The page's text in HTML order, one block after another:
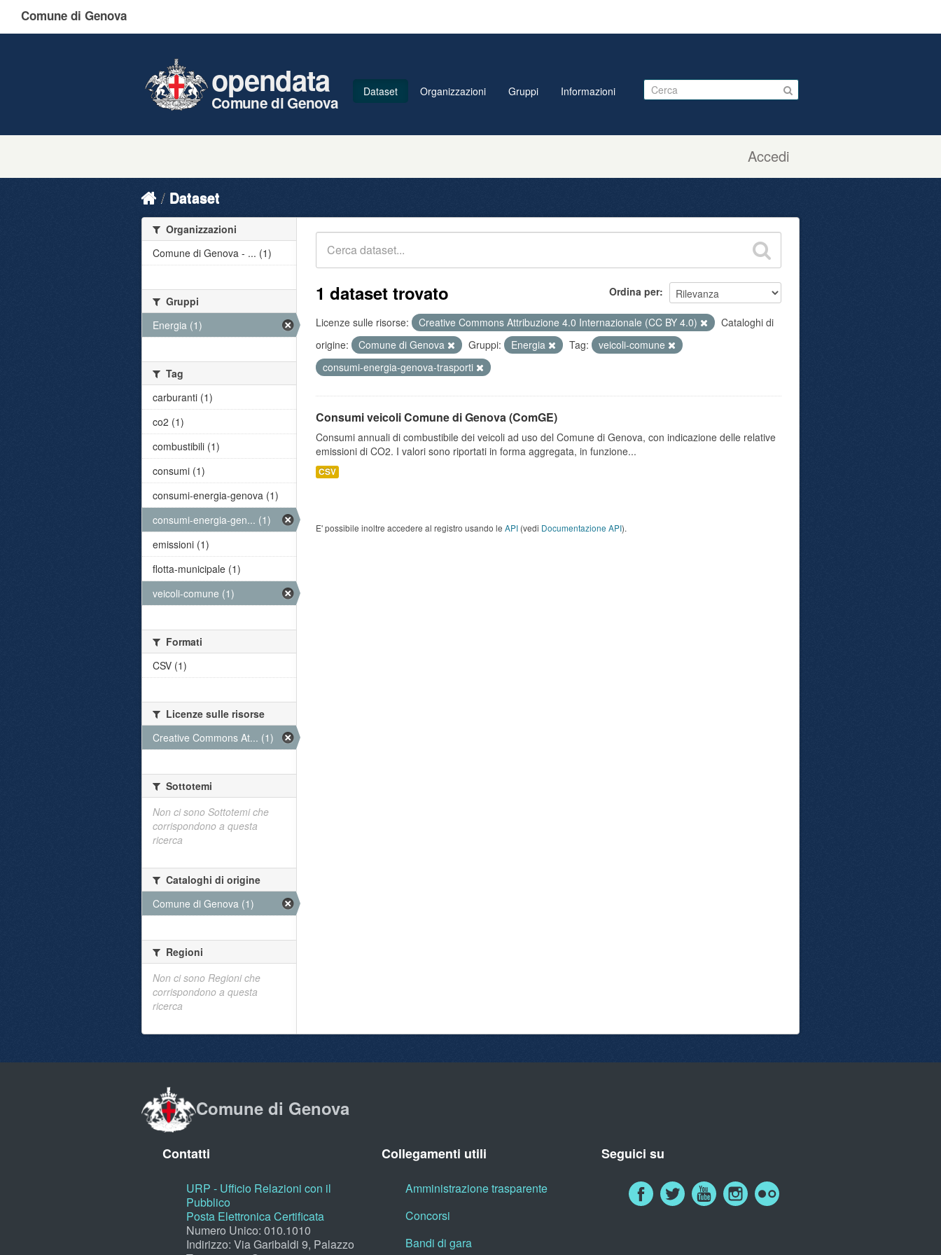
Comune di Genova
Accedi
opendata
Comune di Genova
Dataset Organizzazioni Gruppi Informazioni
Dataset
Ordina per
1 dataset trovato
Licenze sulle risorse: Creative Commons Attribuzione 4.0 Internazionale (CC BY 4.0)
Cataloghi di
origine:
Comune di Genova Gruppi: Energia Tag:
veicoli-comune
consumi-energia-genova-trasporti
Consumi veicoli Comune di Genova (ComGE)
Consumi annuali di combustibile dei veicoli ad uso del Comune di Genova, con indicazione delle relative
emissioni di CO2. I valori sono riportati in forma aggregata, in funzione...
CSV
E' possibile inoltre accedere al registro usando le API (vedi Documentazione API).
Organizzazioni
Comune di Genova - ... (1)
Gruppi
Energia (1)
Tag
carburanti (1)
co2 (1)
combustibili (1)
consumi (1)
consumi-energia-genova (1)
consumi-energia-gen... (1)
emissioni (1)
flotta-municipale (1)
veicoli-comune (1)
Formati
CSV (1)
Licenze sulle risorse
Creative Commons At... (1)
Sottotemi
Non ci sono Sottotemi che
corrispondono a questa
ricerca
Cataloghi di origine
Comune di Genova (1)
Regioni
Non ci sono Regioni che
corrispondono a questa
ricerca
Comune di Genova
Contatti
URP - Ufficio Relazioni con il
Pubblico
Posta Elettronica Certificata
Numero Unico: 010.1010
Indirizzo: Via Garibaldi 9, Palazzo
Collegamenti utili
Amministrazione trasparente
Concorsi
Bandi di gara
Seguici su